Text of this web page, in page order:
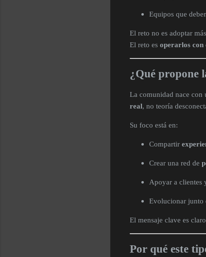
Equipos que
El reto no es adoptar
El reto es operarlos con
¿Qué propone
La comunidad nace con
real, no teoría
Su foco está en:
Compartir
Crear una red de
Apoyar a clientes
Evolucionar junto
El mensaje clave es
Por qué este